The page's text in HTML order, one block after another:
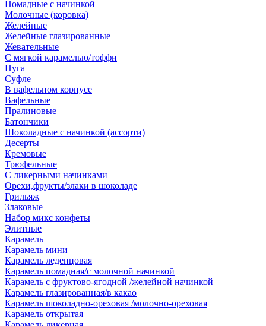
Помадные с начинкой
Молочные (коровка)
Желейные
Желейные глазированные
Жевательные
С мягкой карамелью/тоффи
Нуга
Суфле
В вафельном корпусе
Вафельные
Пралиновые
Батончики
Шоколадные с начинкой (ассорти)
Десерты
Кремовые
Трюфельные
С ликерными начинками
Орехи,фрукты/злаки в шоколаде
Грильяж
Злаковые
Набор микс конфеты
Элитные
Карамель
Карамель мини
Карамель леденцовая
Карамель помадная/с молочной начинкой
Карамель с фруктово-ягодной /желейной начинкой
Карамель глазированная/в какао
Карамель шоколадно-ореховая /молочно-ореховая
Карамель открытая